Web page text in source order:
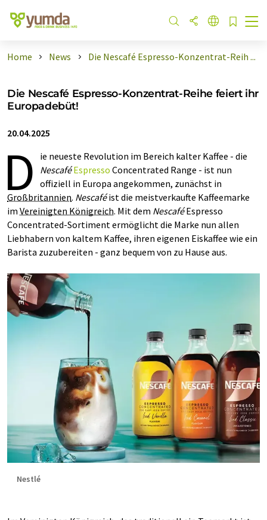
Home News Die Nescafé Espresso-Konzentrat-Reih ...
Die Nescafé Espresso-Konzentrat-Reihe feiert ihr
Europadebüt!
20.04.2025
D
ie neueste Revolution im Bereich kalter Kaffee - die
Nescafé Espresso Concentrated Range - ist nun
offiziell in Europa angekommen, zunächst in
Großbritannien. Nescaféist die meistverkaufte Kaffeemarke
im Vereinigten Königreich. Mit dem NescaféEspresso
Concentrated-Sortiment ermöglicht die Marke nun allen
Liebhabern von kaltem Kaffee, ihren eigenen Eiskaffee wie ein
Barista zuzubereiten - ganz bequem von zu Hause aus.
Nestlé